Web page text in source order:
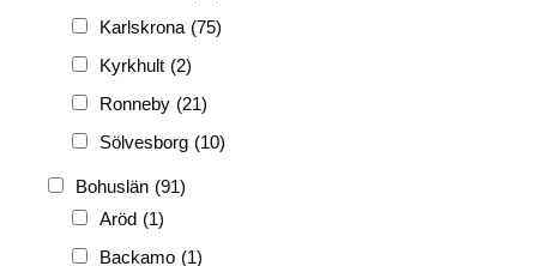
Karlskrona (75)
Kyrkhult (2)
Ronneby (21)
Sölvesborg (10)
Bohuslän (91)
Aröd (1)
Backamo (1)